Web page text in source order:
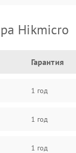
Hikmicro
Гарантия
1 год
1 год
1 год